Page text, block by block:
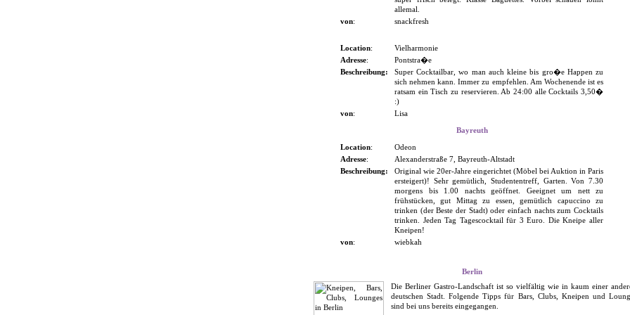
allemal.
von: snackfresh
Location:
Vielharmonie
Adresse:
Pontstra�e
Beschreibung:
Super Cocktailbar, wo man auch kleine bis gro�e Happen zu
sich nehmen kann. Immer zu empfehlen. Am Wochenende ist es
ratsam ein Tisch zu reservieren. Ab 24:00 alle Cocktails 3,50�
:)
von:
Lisa
Bayreuth
Location:
Odeon
Adresse:
Alexanderstraße 7, Bayreuth-Altstadt
Beschreibung:
Original wie 20er-Jahre eingerichtet (Möbel bei Auktion in Paris
ersteigert)! Sehr gemütlich, Studententreff, Garten. Von 7.30
morgens bis 1.00 nachts geöffnet. Geeignet um nett zu
frühstücken, gut Mittag zu essen, gemütlich capuccino zu
trinken (der Beste der Stadt) oder einfach nachts zum Cocktails
trinken. Jeden Tag Tagescocktail für 3 Euro. Die Kneipe aller
Kneipen!
von: wiebkah
Berlin
Die Berliner Gastro-Landschaft ist so vielfältig wie in kaum einer
deutschen Stadt. Folgende Tipps für Bars, Clubs, Kneipen und
sind bei uns bereits eingegangen.